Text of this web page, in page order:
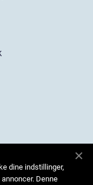
dine indstillinger,
Denne